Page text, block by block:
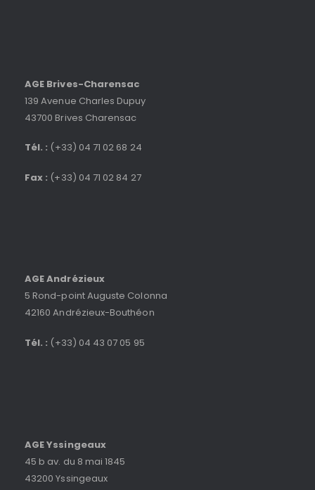
AGE Brives-Charensac
139 Avenue Charles Dupuy
43700 Brives Charensac
Tél. : (+33) 04 71 02 68 24
Fax : (+33) 04 71 02 84 27
AGE Andrézieux
5 Rond-point Auguste Colonna
42160 Andrézieux-Bouthéon
Tél. : (+33) 04 43 07 05 95
AGE Yssingeaux
45 b av. du 8 mai 1845
43200 Yssingeaux